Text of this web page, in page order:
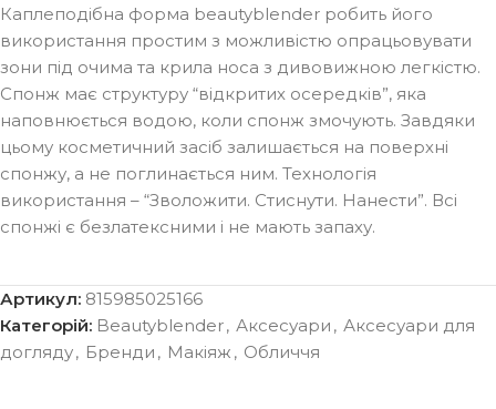
Каплеподібна форма beautyblender робить його
використання простим з можливістю опрацьовувати
зони під очима та крила носа з дивовижною легкістю.
Cпонж має структуру “відкритих осередків”, яка
наповнюється водою, коли спонж змочують. Завдяки
цьому косметичний засіб залишається на поверхні
спонжу, а не поглинається ним. Технологія
використання – “Зволожити. Стиснути. Нанести”. Всі
спонжі є безлатексними і не мають запаху.
Артикул: 815985025166
Категорій: Beautyblender, Аксесуари , Аксесуари для
догляду, Бренди , Макіяж , Обличчя